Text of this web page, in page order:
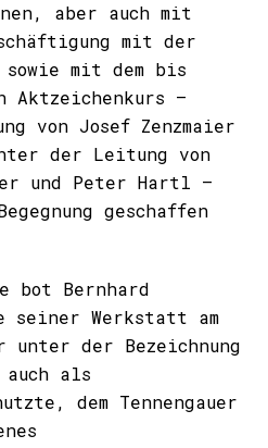
aber auch mit
mit der
mit dem bis
Aktzeichenkurs –
von Josef Zenzmaier
der Leitung von
und Peter Hartl –
geschaffen
bot Bernhard
seiner Werkstatt am
der Bezeichnung
als
dem Tennengauer